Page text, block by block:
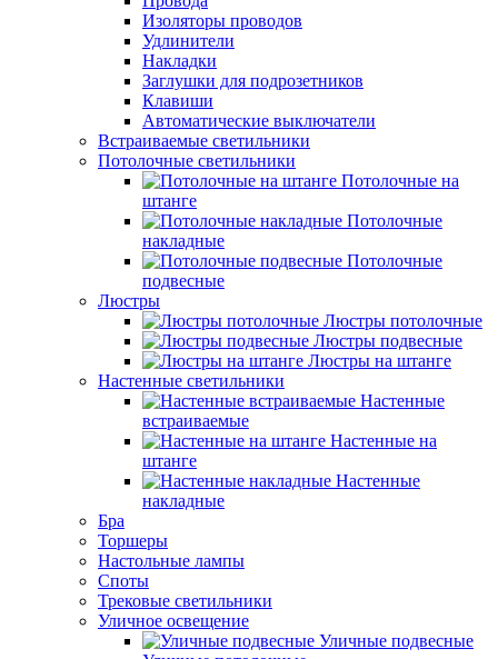
Изоляторы проводов
Удлинители
Накладки
Заглушки для подрозетников
Клавиши
Автоматические выключатели
Встраиваемые светильники
Потолочные светильники
Потолочные на
штанге
Потолочные
накладные
Потолочные
подвесные
Люстры
Люстры потолочные
Люстры подвесные
Люстры на штанге
Настенные светильники
Настенные
встраиваемые
Настенные на
штанге
Настенные
накладные
Бра
Торшеры
Настольные лампы
Споты
Трековые светильники
Уличное освещение
Уличные подвесные